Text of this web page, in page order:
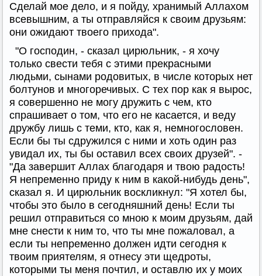
Сделай мое дело, и я пойду, хранимый Аллахом
всевышним, а ты отправляйся к своим друзьям:
они ожидают твоего прихода".
"О господин, - сказал цирюльник, - я хочу
только свести тебя с этими прекрасными
людьми, сынами родовитых, в числе которых нет
болтунов и многоречивых. С тех пор как я вырос,
я совершенно не могу дружить с чем, кто
спрашивает о том, что его не касается, и веду
дружбу лишь с теми, кто, как я, немногословен.
Если бы ты сдружился с ними и хоть один раз
увидал их, ты бы оставил всех своих друзей". -
"Да завершит Аллах благодаря и твою радость!
Я непременно приду к ним в какой-нибудь день",
сказал я. И цирюльник воскликнул: "Я хотел бы,
чтобы это было в сегодняшний день! Если ты
решил отправиться со мною к моим друзьям, дай
мне снести к ним то, что ты мне пожаловал, а
если ты непременно должен идти сегодня к
твоим приятелям, я отнесу эти щедроты,
которыми ты меня почтил, и оставлю их у моих